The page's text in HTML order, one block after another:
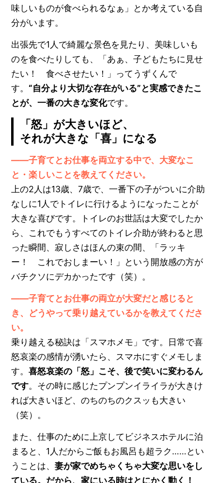
味しいものが食べられるなぁ」とか考えている自
分がいます。
出張先で1人で綺麗な景色を見たり、美味しいも
のを食べたりしても、「あぁ、子どもたちに見せ
たい！ 食べさせたい！」ってうずくんで
す。 “自分より大切な存在がいる”と実感できたこ
とが、一番の大きな変化です。
「怒」が大きいほど、
それが大きな「喜」になる
――子育てとお仕事を両立する中で、大変なこ
と・楽しいことを教えてください。
上の2人は13歳、7歳で、一番下の子がついに介助
なしに1人でトイレに行けるようになったことが
大きな喜びです。トイレのお世話は大変でしたか
ら、これでもうすべてのトイレ介助が終わると思
った瞬間、寂しさはほんの束の間、「ラッキ
ー！ これでおしまーい！」という開放感の方が
バチクソにデカかったです（笑）。
――子育てとお仕事の両立が大変だと感じると
き、どうやって乗り越えているかを教えてくださ
い。
乗り越える秘訣は「スマホメモ」です。日常で喜
怒哀楽の感情が湧いたら、スマホにすぐメモしま
す。喜怒哀楽の「怒」こそ、後で笑いに変わるん
です。その時に感じたプンプンイライラが大きけ
れば大きいほど、のちのちのクスッも大きい
（笑）。
また、仕事のために上京してビジネスホテルに泊
まると、1人だからご飯もお風呂も超ラク……とい
うことは、妻が家でめちゃくちゃ大変な思いをし
ている。だから、家にいる時はとにかく動く！